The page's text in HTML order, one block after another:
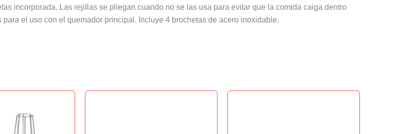
incorporada. Las rejillas se pliegan cuando no se las usa para evitar que la comida caiga dentro
el uso con el quemador principal. Incluye 4 brochetas de acero inoxidable.